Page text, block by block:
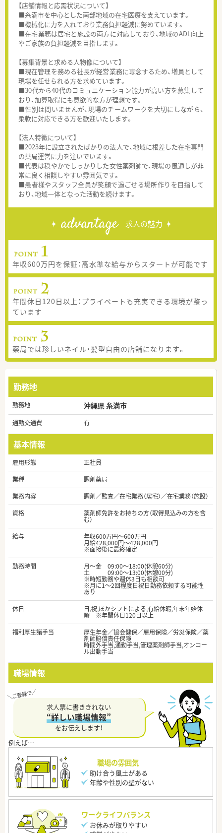
【店舗情報と応需状況について】
■糸満市を中心とした南部地域の在宅医療を支えています。
■機械化に力を入れており業務負担軽減に努めています。
■在宅業務は居宅と施設の両方に対応しており、地域のADL向上
やご家族の負担軽減を目指します。
【募集背景と求める人物像について】
■現在管理を務める社長が経営業務に専念するため、増員として
現場を任せられる方を求めています。
■30代から40代のコミュニケーション能力が高い方を募集して
おり、加算取得にも意欲的な方が理想です。
■性別は問いませんが、現場のチームワークを大切にしながら、
柔軟に対応できる方を歓迎いたします。
【法人特徴について】
■2023年に設立されたばかりの法人で、地域に根差した在宅専門
の薬局運営に力を注いでいます。
■代表は穏やかでしっかりした女性薬剤師で、現場の風通しが非
常に良く相談しやすい雰囲気です。
■患者様やスタッフ全員が笑顔で過ごせる場所作りを目指して
おり、地域一体となった活動を続けます。
advantage 求人の魅力
年収600万円を保証：高水準な給与からスタートが可能です
年間休日120日以上：プライベートも充実できる環境が整っ
ています
薬局では珍しいネイル・髪型自由の店舗になります。
勤務地
勤務地 沖縄県 糸満市
通勤交通費 有
基本情報
雇用形態
正社員
業種
調剤薬局
業務内容
調剤／監査／在宅業務（居宅）／在宅業務（施設）
資格
薬剤師免許をお持ちの方（取得見込みの方を含
む）
給与
年収600万円～600万円
月給428,000円～428,000円
※面接後に最終確定
勤務時間
月～金 09:00～18:00(休憩60分)
土 09:00～13:00(休憩00分)
※時短勤務や週休3日も相談可
※月に1～2回程度日祝日勤務依頼する可能性
あり
休日
日,祝,ほかシフトによる,有給休暇,年末年始休
暇 ※年間休日120日以上
福利厚生諸手当
厚生年金／協会健保／雇用保険／労災保険／薬
剤師賠償責任保険
時間外手当,通勤手当,管理薬剤師手当,オンコー
ル出動手当
職場情報
求人票に書ききれない
“詳しい職場情報”
をお伝えします！
職場の雰囲気
助け合う風土がある
年齢や性別の壁がない
ワークライフバランス
お休みが取りやすい